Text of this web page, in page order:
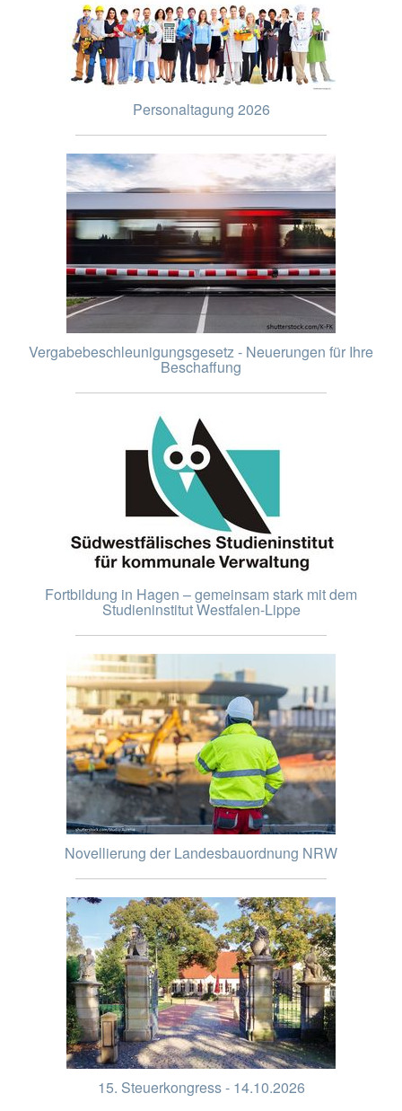
Personaltagung 2026
Vergabebeschleunigungsgesetz - Neuerungen für Ihre
Beschaffung
Fortbildung in Hagen – gemeinsam stark mit dem
Studieninstitut Westfalen-Lippe
Novellierung der Landesbauordnung NRW
15. Steuerkongress - 14.10.2026